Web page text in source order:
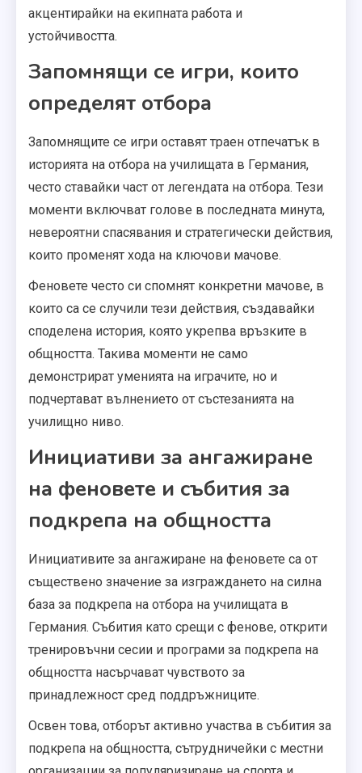
акцентирайки на екипната работа и
устойчивостта.
Запомнящи се игри, които
определят отбора
Запомнящите се игри оставят траен отпечатък в
историята на отбора на училищата в Германия,
често ставайки част от легендата на отбора. Тези
моменти включват голове в последната минута,
невероятни спасявания и стратегически действия,
които променят хода на ключови мачове.
Феновете често си спомнят конкретни мачове, в
които са се случили тези действия, създавайки
споделена история, която укрепва връзките в
общността. Такива моменти не само
демонстрират уменията на играчите, но и
подчертават вълнението от състезанията на
училищно ниво.
Инициативи за ангажиране
на феновете и събития за
подкрепа на общността
Инициативите за ангажиране на феновете са от
съществено значение за изграждането на силна
база за подкрепа на отбора на училищата в
Германия. Събития като срещи с фенове, открити
тренировъчни сесии и програми за подкрепа на
общността насърчават чувството за
принадлежност сред поддръжниците.
Освен това, отборът активно участва в събития за
подкрепа на общността, сътрудничейки с местни